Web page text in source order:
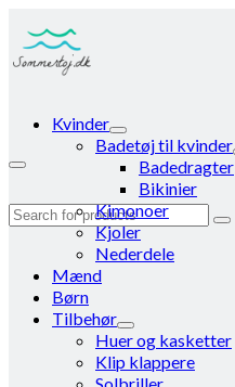
Search
Kvinder
Badetøj til kvinder
Badedragter
Bikinier
Kimonoer
Kjoler
Nederdele
Mænd
Børn
Tilbehør
Huer og kasketter
Klip klappere